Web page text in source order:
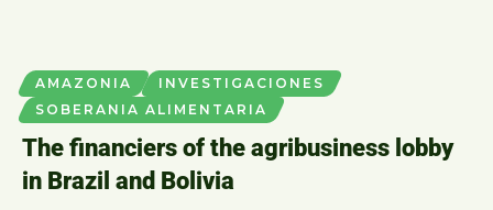
AMAZONIA
INVESTIGACIONES
SOBERANIA ALIMENTARIA
The financiers of the agribusiness lobby
in Brazil and Bolivia